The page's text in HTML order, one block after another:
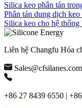
Silica keo phân tán
Phân tán dung dịch
Silica keo cho hệ
Liên hệ Changfu Hóa
Sales@cfsilanes.com
+86 27 8439 6550 |